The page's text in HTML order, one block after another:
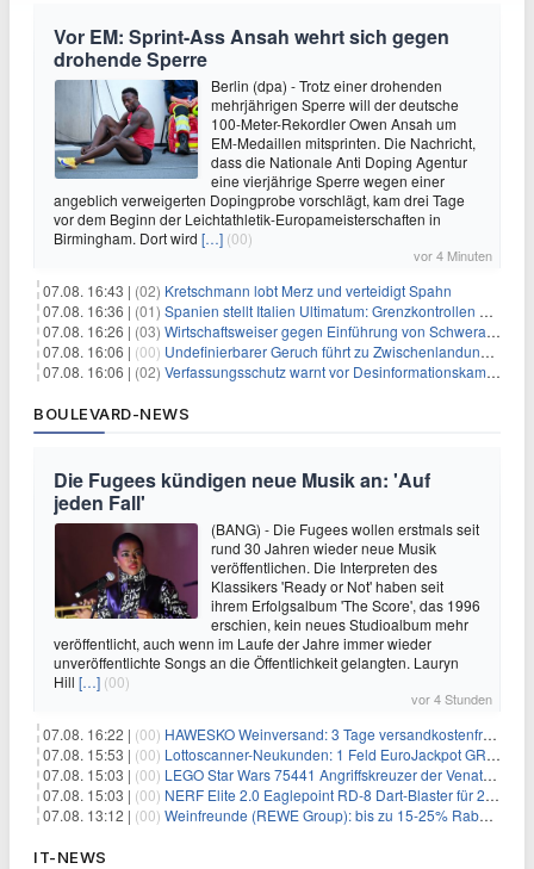
Vor EM: Sprint-Ass Ansah wehrt sich gegen
drohende Sperre
Berlin (dpa) - Trotz einer drohenden
mehrjährigen Sperre will der deutsche
100-Meter-Rekordler Owen Ansah um
EM-Medaillen mitsprinten. Die Nachricht,
dass die Nationale Anti Doping Agentur
eine vierjährige Sperre wegen einer
angeblich verweigerten Dopingprobe vorschlägt, kam drei Tage
vor dem Beginn der Leichtathletik-Europameisterschaften in
Birmingham. Dort wird […] (00)
vor 4 Minuten
07.08. 16:43 | (02) Kretschmann lobt Merz und verteidigt Spahn
07.08. 16:36 | (01) Spanien stellt Italien Ultimatum: Grenzkontrollen beenden
07.08. 16:26 | (03) Wirtschaftsweiser gegen Einführung von Schwerarbeiter-Rente
07.08. 16:06 | (00) Undefinierbarer Geruch führt zu Zwischenlandung von Flieger
07.08. 16:06 | (02) Verfassungsschutz warnt vor Desinformationskampagne gegen Merz
BOULEVARD-NEWS
Die Fugees kündigen neue Musik an: 'Auf
jeden Fall'
(BANG) - Die Fugees wollen erstmals seit
rund 30 Jahren wieder neue Musik
veröffentlichen. Die Interpreten des
Klassikers 'Ready or Not' haben seit
ihrem Erfolgsalbum 'The Score', das 1996
erschien, kein neues Studioalbum mehr
veröffentlicht, auch wenn im Laufe der Jahre immer wieder
unveröffentlichte Songs an die Öffentlichkeit gelangten. Lauryn
Hill […] (00)
vor 4 Stunden
07.08. 16:22 | (00) HAWESKO Weinversand: 3 Tage versandkostenfrei bestellen (MBW 25€)
07.08. 15:53 | (00) Lottoscanner-Neukunden: 1 Feld EuroJackpot GRATIS spielen
07.08. 15:03 | (00) LEGO Star Wars 75441 Angriffskreuzer der Venator-Klasse für 50,25€
07.08. 15:03 | (00) NERF Elite 2.0 Eaglepoint RD-8 Dart-Blaster für 20,49€
07.08. 13:12 | (00) Weinfreunde (REWE Group): bis zu 15-25% Rabatt je nach Anzahl der Flaschen
IT-NEWS